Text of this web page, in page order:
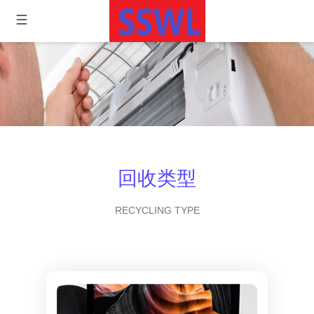
回收类型
RECYCLING TYPE